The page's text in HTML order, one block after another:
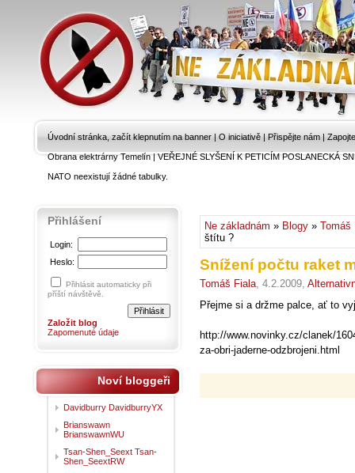
Úvodní stránka, začít klepnutím na banner | O iniciativě | Přispějte nám |
Obrana elektrárny Temelín|VEŘEJNÉ SLYŠENÍ K PETICÍM POSLANECKÁ
NATO neexistují žádné tabulky.
Ne základnám » Blogy » Tomáš
štítu ?
Snížení počtu raket
Tomáš Fiala, 4.2.2009,
Přejme si a držme palce, ať to
http://www.novinky.cz/clanek/
za-obri-jaderne-odzbrojeni.html
Přihlášení
Login:
Heslo:
Přihlásit automaticky při
příští návštěvě.
Založit blog
Zapomenuté údaje
Noví bloggeři
Davidburry DavidburryYX
Brianswawn
BrianswawnWU
Tsan-Shen_Seext Tsan-
Shen_SeextRW